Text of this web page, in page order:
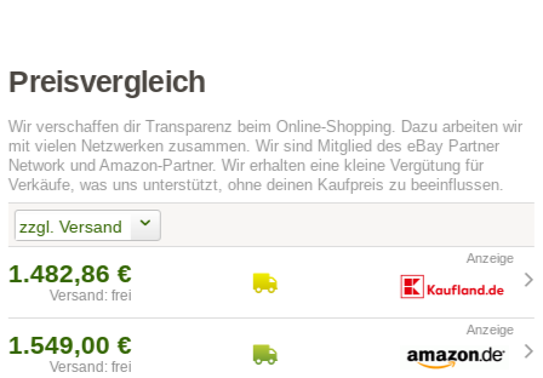
Preisvergleich
Wir verschaffen dir Transparenz beim Online-Shopping. Dazu arbeiten wir
mit vielen Netzwerken zusammen. Wir sind Mitglied des eBay Partner
Network und Amazon-Partner. Wir erhalten eine kleine Vergütung für
Verkäufe, was uns unterstützt, ohne deinen Kaufpreis zu beeinflussen.
zzgl. Versand
1.482,86 €
Versand: frei
1.549,00 €
Versand: frei